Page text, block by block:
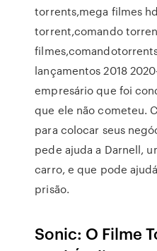
torrents,mega filmes
torrent,comando
lançamentos 2018
empresário que foi
que ele não cometeu.
para colocar seus
pede ajuda a Darnell,
carro, e que pode
prisão.
Sonic: O Filme